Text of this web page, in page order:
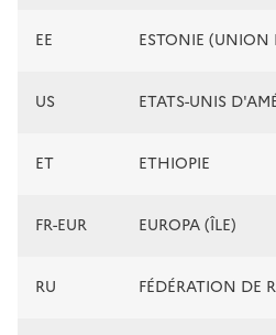
EE ESTONIE (UNION
US ETATS-UNIS
ET ETHIOPIE
FR-EUR EUROPA (ÎLE)
RU FÉDÉRATION DE